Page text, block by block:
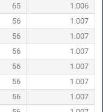
65
1.006
56
1.007
56
1.007
56
1.007
56
1.007
56
1.007
56
1.007